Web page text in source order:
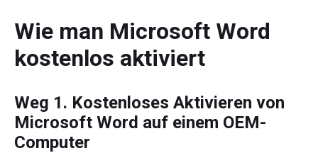
Wie man Microsoft Word
kostenlos aktiviert
Weg 1. Kostenloses Aktivieren von
Microsoft Word auf einem OEM-
Computer